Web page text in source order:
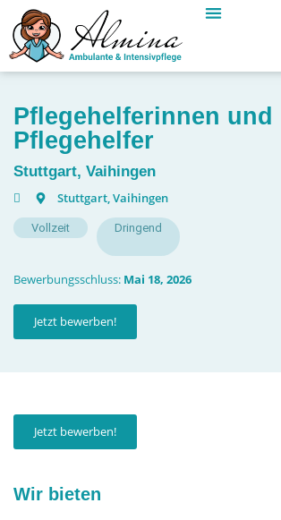
Pflegehelferinnen und
Pflegehelfer
Stuttgart, Vaihingen
Stuttgart, Vaihingen
Vollzeit Dringend
Bewerbungsschluss: Mai 18, 2026
Jetzt bewerben!
Jetzt bewerben!
Wir bieten